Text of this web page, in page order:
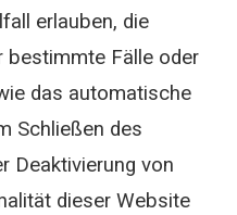
erlauben, die
bestimmte Fälle oder
das automatische
Schließen des
Deaktivierung von
dieser Website